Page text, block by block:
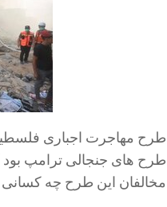
طرح مهاجرت اجباری
طرح های جنجالی ترامپ بود
مخالفان این طرح چه کسانی